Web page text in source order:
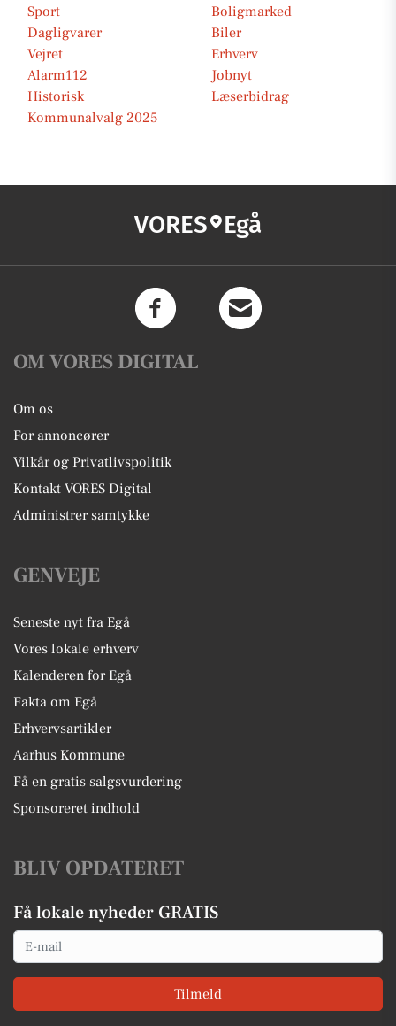
Sport
Boligmarked
Dagligvarer
Biler
Vejret
Erhverv
Alarm112
Jobnyt
Historisk
Læserbidrag
Kommunalvalg 2025
VORES Egå
OM VORES DIGITAL
Om os
For annoncører
Vilkår og Privatlivspolitik
Kontakt VORES Digital
Administrer samtykke
GENVEJE
Seneste nyt fra Egå
Vores lokale erhverv
Kalenderen for Egå
Fakta om Egå
Erhvervsartikler
Aarhus Kommune
Få en gratis salgsvurdering
Sponsoreret indhold
BLIV OPDATERET
Få lokale nyheder GRATIS
Email
Tilmeld